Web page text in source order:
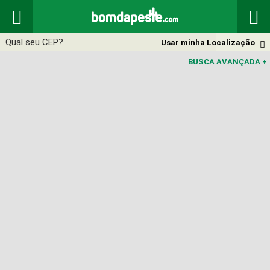
 

Usar minha Localização
BUSCA AVANÇADA +